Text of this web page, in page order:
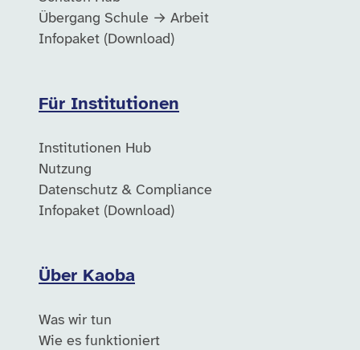
Übergang Schule → Arbeit
Infopaket (Download)
Für Institutionen
Institutionen Hub
Nutzung
Datenschutz & Compliance
Infopaket (Download)
Über Kaoba
Was wir tun
Wie es funktioniert